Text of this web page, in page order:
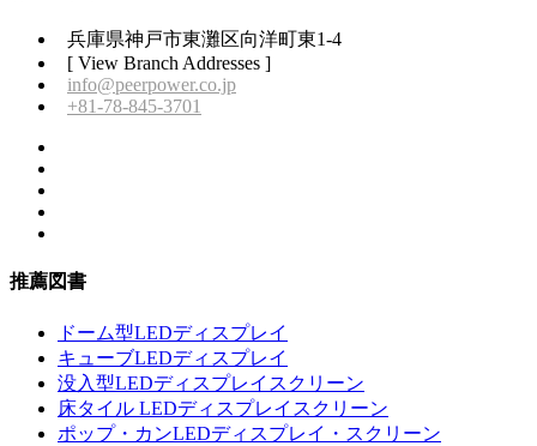
兵庫県神戸市東灘区向洋町東1-4
[ View Branch Addresses ]
info@peerpower.co.jp
+81-78-845-3701
推薦図書
ドーム型LEDディスプレイ
キューブLEDディスプレイ
没入型LEDディスプレイスクリーン
床タイル LEDディスプレイスクリーン
ポップ・カンLEDディスプレイ・スクリーン